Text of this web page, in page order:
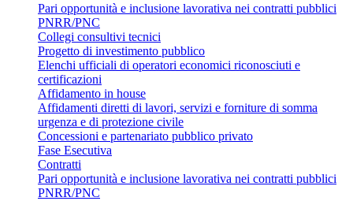
Pari opportunità e inclusione lavorativa nei contratti pubblici
PNRR/PNC
Collegi consultivi tecnici
Progetto di investimento pubblico
Elenchi ufficiali di operatori economici riconosciuti e
certificazioni
Affidamento in house
Affidamenti diretti di lavori, servizi e forniture di somma
urgenza e di protezione civile
Concessioni e partenariato pubblico privato
Fase Esecutiva
Contratti
Pari opportunità e inclusione lavorativa nei contratti pubblici
PNRR/PNC